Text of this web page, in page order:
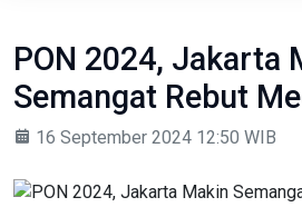
​PON 2024, Jakarta
Semangat Rebut
16 September 2024 12:50 WIB